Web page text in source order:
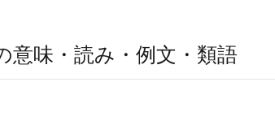
意味・読み・例文・類語